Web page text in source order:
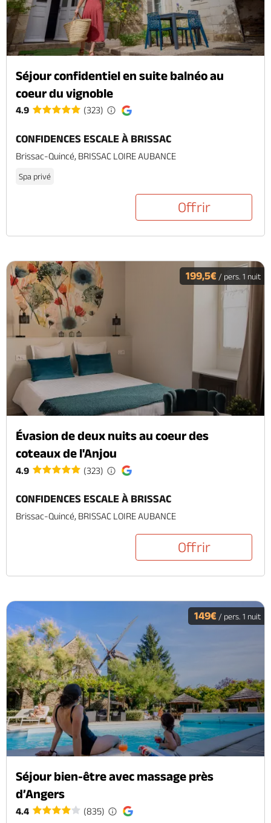
Séjour confidentiel en suite balnéo au
coeur du vignoble
4.9 (323)
CONFIDENCES ESCALE À BRISSAC
Brissac-Quincé, BRISSAC LOIRE AUBANCE
Spa privé
Offrir
199,5€ / pers. 1 nuit
Évasion de deux nuits au coeur des
coteaux de l'Anjou
4.9 (323)
CONFIDENCES ESCALE À BRISSAC
Brissac-Quincé, BRISSAC LOIRE AUBANCE
Offrir
149€ / pers. 1 nuit
Séjour bien-être avec massage près
d’Angers
4.4 (835)